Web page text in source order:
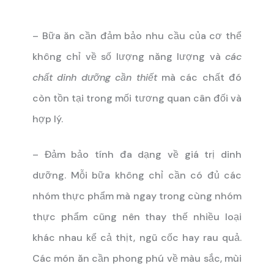
– Bữa ăn cần đảm bảo nhu cầu của cơ thể
không chỉ về số lượng năng lượng và các
chất dinh dưỡng cần thiếtmà các chất đó
còn tồn tại trong mối tương quan cân đối và
hợp lý.
– Đảm bảo tính đa dạng về giá trị dinh
dưỡng. Mỗi bữa không chỉ cần có đủ các
nhóm thực phẩm mà ngay trong cùng nhóm
thực phẩm cũng nên thay thế nhiều loại
khác nhau kể cả thịt, ngũ cốc hay rau quả.
Các món ăn cần phong phú về màu sắc, mùi